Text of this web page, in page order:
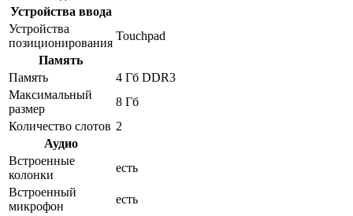
Устройства ввода
Устройства
позиционирования
Touchpad
Память
Память
4 Гб DDR3
Максимальный
размер
8 Гб
Количество слотов 2
Аудио
Встроенные
колонки
есть
Встроенный
микрофон
есть